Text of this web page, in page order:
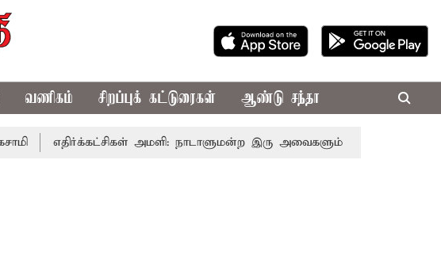
வணிகம் சிறப்புக் கட்டுரைகள் ஆண்டு சந்தா
எதிர்க்கட்சிகள் அமளி: நாடாளுமன்ற இரு அவைகளும் திங்கள்கிழமை வரை